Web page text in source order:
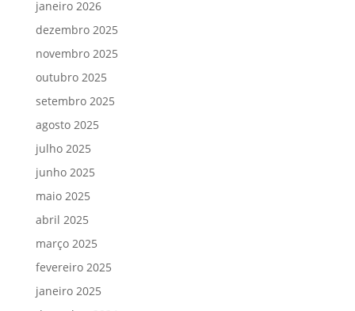
janeiro 2026
dezembro 2025
novembro 2025
outubro 2025
setembro 2025
agosto 2025
julho 2025
junho 2025
maio 2025
abril 2025
março 2025
fevereiro 2025
janeiro 2025